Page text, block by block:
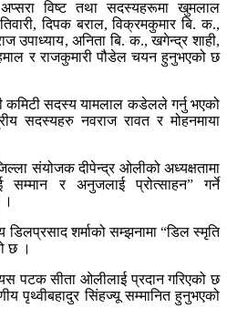
अप्सरा विष्ट तथा सदस्यहरूमा खुमलाल
दिपक बराल, विक्रमकुमार बि. क.,
उपाध्याय, अनिता बि. क., खगेन्द्र शाही,
र राजकुमारी पौडेल चयन हुनुभएको छ
कमिटी सदस्य यामलाल कडेलले गर्नु भएको
सदस्यहरु नवराज रावत र मोहनमाया
संयोजक दीपेन्द्र ओलीको अध्यक्षतामा
सम्मान र अनुजलाई प्रोत्साहन” गर्ने
डिलप्रसाद शर्माको सम्झनामा “डिल स्मृति
छ ।
पटक सीता ओलीलाई प्रदान गरिएको छ
पृथ्वीबहादुर सिंहज्यू सम्मानित हुनुभएको